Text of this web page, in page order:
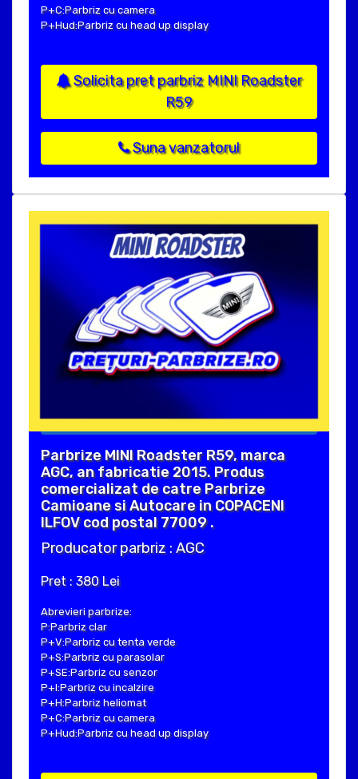
P+C:Parbriz cu camera
P+Hud:Parbriz cu head up display
Solicita pret parbriz MINI Roadster
R59
Suna vanzatorul
Parbrize MINI Roadster R59, marca
AGC, an fabricatie 2015. Produs
comercializat de catre Parbrize
Camioane si Autocare in COPACENI
ILFOV cod postal 77009 .
Producator parbriz : AGC
Pret : 380 Lei
Abrevieri parbrize:
P:Parbriz clar
P+V:Parbriz cu tenta verde
P+S:Parbriz cu parasolar
P+SE:Parbriz cu senzor
P+I:Parbriz cu incalzire
P+H:Parbriz heliomat
P+C:Parbriz cu camera
P+Hud:Parbriz cu head up display